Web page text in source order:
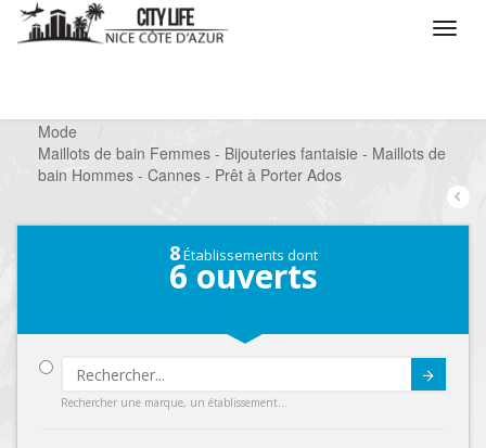
Mode
Maillots de bain Femmes - Bijouteries fantaisie - Maillots de
bain Hommes - Cannes - Prêt à Porter Ados
8Établissements dont
6 ouverts
Rechercher une marque, un établissement...